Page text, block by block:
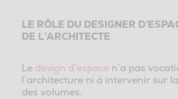
LE RÔLE DU DESIGNER
DE L’ARCHITECTE
Le design d’espacen’a pas
l’architecture ni à intervenir sur
des volumes.